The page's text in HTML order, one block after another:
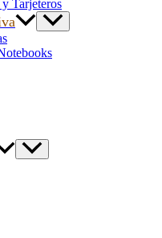
Tarjeteros